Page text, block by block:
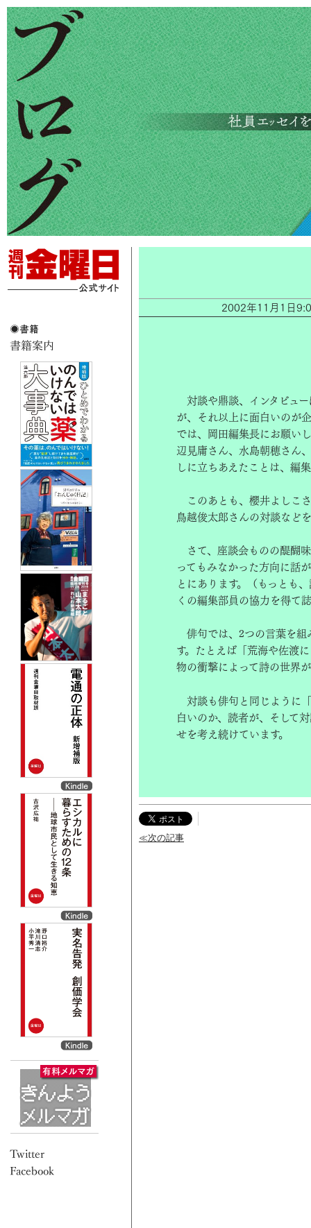
2002年11月1日
対談や鼎談、インタビュー
が、それ以上に面白いのが
では、岡田編集長にお願い
辺見庸さん、水島朝穂さん
しに立ちあえたことは、編
このあとも、櫻井よしこ
鳥越俊太郎さんの対談など
さて、座談会ものの醍醐
ってもみなかった方向に話
とにあります。（もっとも
くの編集部員の協力を得て
俳句では、2つの言葉を組
す。たとえば「荒海や佐渡
物の衝撃によって詩の世界
対談も俳句と同じように
白いのか、読者が、そして
せを考え続けています。
≪次の記事